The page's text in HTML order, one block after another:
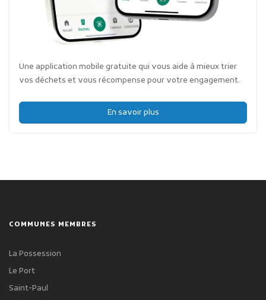
Une application mobile gratuite qui vous aide à mieux trier
vos déchets et vous récompense pour votre engagement.
En savoir plus
COMMUNES MEMBRES
La Possession
Le Port
Saint-Paul